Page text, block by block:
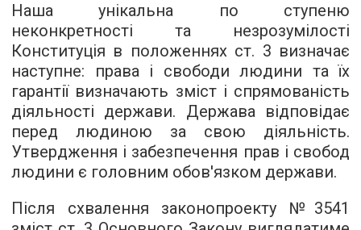
Наша унікальна по ступеню
неконкретності та незрозумілості
Конституція в положеннях ст. 3 визначає
наступне: права і свободи людини та їх
гарантії визначають зміст і спрямованість
діяльності держави. Держава відповідає
перед людиною за свою діяльність.
Утвердження і забезпечення прав і свобод
людини є головним обов'язком держави.
Після схвалення законопроекту №3541